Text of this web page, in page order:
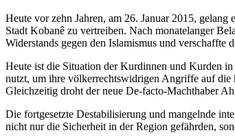
Heute vor zehn Jahren, am 26. Januar 2015,
Stadt Kobanê zu vertreiben. Nach monatelanger
Widerstands gegen den Islamismus und
Heute ist die Situation der Kurdinnen und Kurden
nutzt, um ihre völkerrechtswidrigen Angriffe auf die
Gleichzeitig droht der neue De-facto-Machthaber
Die fortgesetzte Destabilisierung und mangelnde
nicht nur die Sicherheit in der Region gefährden,